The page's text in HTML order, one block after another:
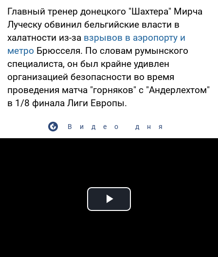
Главный тренер донецкого "Шахтера" Мирча
Луческу обвинил бельгийские власти в
халатности из-за взрывов в аэропорту и
метро Брюсселя. По словам румынского
специалиста, он был крайне удивлен
организацией безопасности во время
проведения матча "горняков" с "Андерлехтом"
в 1/8 финала Лиги Европы.
Видео дня
Play Video